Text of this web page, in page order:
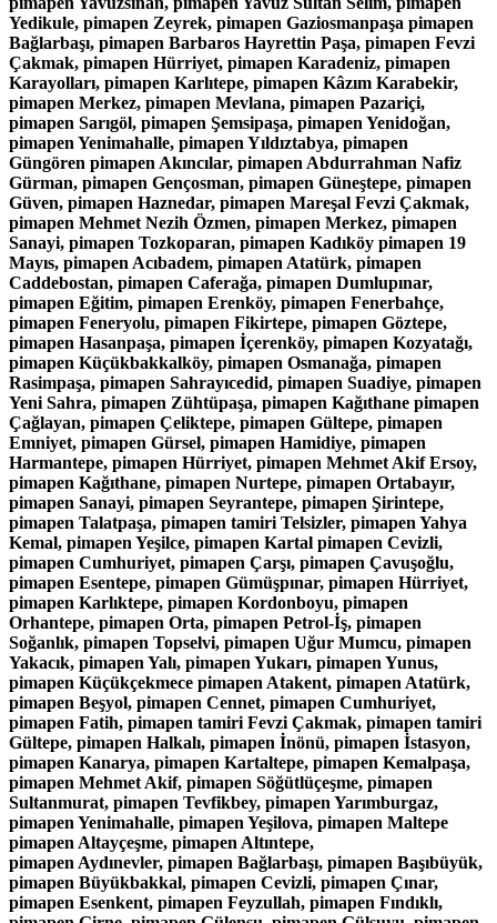
Yedikule, pimapen Zeyrek, pimapen Gaziosmanpaşa pimapen
Bağlarbaşı, pimapen Barbaros Hayrettin Paşa, pimapen Fevzi
Çakmak, pimapen Hürriyet, pimapen Karadeniz, pimapen
Karayolları, pimapen Karlıtepe, pimapen Kâzım Karabekir,
pimapen Merkez, pimapen Mevlana, pimapen Pazariçi,
pimapen Sarıgöl, pimapen Şemsipaşa, pimapen Yenidoğan,
pimapen Yenimahalle, pimapen Yıldıztabya, pimapen
Güngören pimapen Akıncılar, pimapen Abdurrahman Nafiz
Gürman, pimapen Gençosman, pimapen Güneştepe, pimapen
Güven, pimapen Haznedar, pimapen Mareşal Fevzi Çakmak,
pimapen Mehmet Nezih Özmen, pimapen Merkez, pimapen
Sanayi, pimapen Tozkoparan, pimapen Kadıköy pimapen 19
Mayıs, pimapen Acıbadem, pimapen Atatürk, pimapen
Caddebostan, pimapen Caferağa, pimapen Dumlupınar,
pimapen Eğitim, pimapen Erenköy, pimapen Fenerbahçe,
pimapen Feneryolu, pimapen Fikirtepe, pimapen Göztepe,
pimapen Hasanpaşa, pimapen İçerenköy, pimapen Kozyatağı,
pimapen Küçükbakkalköy, pimapen Osmanağa, pimapen
Rasimpaşa, pimapen Sahrayıcedid, pimapen Suadiye, pimapen
Yeni Sahra, pimapen Zühtüpaşa, pimapen Kağıthane pimapen
Çağlayan, pimapen Çeliktepe, pimapen Gültepe, pimapen
Emniyet, pimapen Gürsel, pimapen Hamidiye, pimapen
Harmantepe, pimapen Hürriyet, pimapen Mehmet Akif Ersoy,
pimapen Kağıthane, pimapen Nurtepe, pimapen Ortabayır,
pimapen Sanayi, pimapen Seyrantepe, pimapen Şirintepe,
pimapen Talatpaşa, pimapen tamiri Telsizler, pimapen Yahya
Kemal, pimapen Yeşilce, pimapen Kartal pimapen Cevizli,
pimapen Cumhuriyet, pimapen Çarşı, pimapen Çavuşoğlu,
pimapen Esentepe, pimapen Gümüşpınar, pimapen Hürriyet,
pimapen Karlıktepe, pimapen Kordonboyu, pimapen
Orhantepe, pimapen Orta, pimapen Petrol-İş, pimapen
Soğanlık, pimapen Topselvi, pimapen Uğur Mumcu, pimapen
Yakacık, pimapen Yalı, pimapen Yukarı, pimapen Yunus,
pimapen Küçükçekmece pimapen Atakent, pimapen Atatürk,
pimapen Beşyol, pimapen Cennet, pimapen Cumhuriyet,
pimapen Fatih, pimapen tamiri Fevzi Çakmak, pimapen tamiri
Gültepe, pimapen Halkalı, pimapen İnönü, pimapen İstasyon,
pimapen Kanarya, pimapen Kartaltepe, pimapen Kemalpaşa,
pimapen Mehmet Akif, pimapen Söğütlüçeşme, pimapen
Sultanmurat, pimapen Tevfikbey, pimapen Yarımburgaz,
pimapen Yenimahalle, pimapen Yeşilova, pimapen Maltepe
pimapen Altayçeşme, pimapen Altıntepe,
pimapen Aydınevler, pimapen Bağlarbaşı, pimapen Başıbüyük,
pimapen Büyükbakkal, pimapen Cevizli, pimapen Çınar,
pimapen Esenkent, pimapen Feyzullah, pimapen Fındıklı,